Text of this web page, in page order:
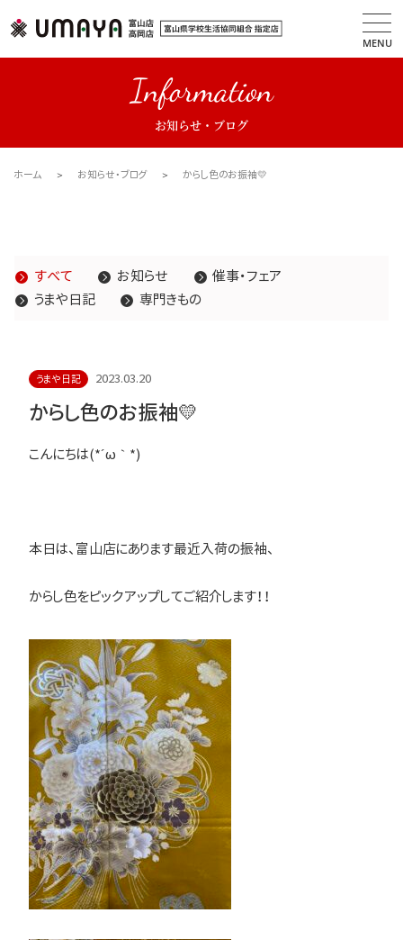
MENU
Information
お知らせ・ブログ
ホーム お知らせ・ブログ からし色のお振袖💛
すべて お知らせ
催事・フェア
うまや日記
専門きもの
うまや日記 2023.03.20
からし色のお振袖💛
こんにちは(*´ω｀*)
本日は、富山店にあります最近入荷の振袖、
からし色をピックアップしてご紹介します！！